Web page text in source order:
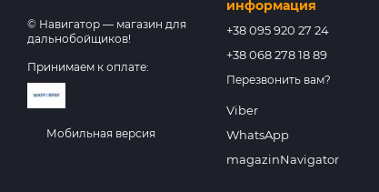
© Навигатор — магазин для
дальнобойщиков!
Принимаем к оплате:
Мобильная версия
информация
+38 095 920 27 24
+38 068 278 18 89
Перезвонить вам?
Viber
WhatsApp
magazinNavigator